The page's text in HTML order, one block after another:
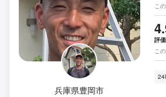
兵庫県豊岡市
こ
評価
こ
24